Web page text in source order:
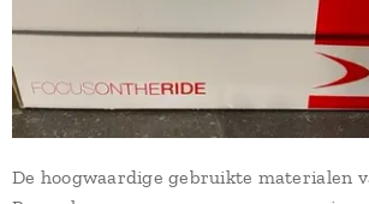
De hoogwaardige gebruikte materialen